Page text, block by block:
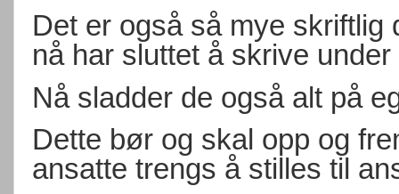
Det er også så mye skriftlig
nå har sluttet å skrive
Nå sladder de også alt på
Dette bør og skal opp og
ansatte trengs å stilles til